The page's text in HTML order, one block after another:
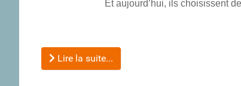
Et aujourd’hui, ils choisissent
Lire la suite...